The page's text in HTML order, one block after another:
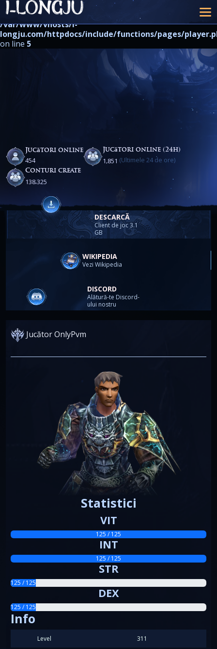
Warning: strpos() expects at least 2 parameters, 1 given in
/var/www/vhosts/i-
longju.com/httpdocs/include/functions/pages/
on line 5
Jucători online
454
Jucători online (24h)
1,851 (Ultimele 24 de ore)
Conturi create
138,325
DESCARCĂ
Client de joc 3.1
GB
WIKIPEDIA
Vezi Wikipedia
DISCORD
Alătură-te Discord-
ului nostru
Jucător OnlyPvm
Statistici
VIT
125 / 125
INT
125 / 125
STR
125 / 125
DEX
125 / 125
Info
Level 311